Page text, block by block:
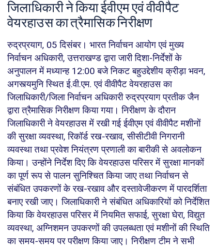
जिलाधिकारी ने किया ईवीएम एवं वीवीपैट
वेयरहाउस का त्रैमासिक निरीक्षण
रुद्रप्रयाग, 05 दिसंबर। भारत निर्वाचन आयोग एवं मुख्य
निर्वाचन अधिकारी, उत्तराखण्ड द्वारा जारी दिशा-निर्देशों के
अनुपालन में मध्यान्ह 12:00 बजे निकट बहुउद्देशीय क्रीड़ा भवन,
अगस्त्यमुनि स्थित ई.वी.एम. एवं वीवीपैट वेयरहाउस का
जिलाधिकारी/जिला निर्वाचन अधिकारी रुद्रप्रयाग प्रतीक जैन
द्वारा त्रैमासिक निरीक्षण किया गया। निरीक्षण के दौरान
जिलाधिकारी ने वेयरहाउस में रखी गई ईवीएम एवं वीवीपैट मशीनों
की सुरक्षा व्यवस्था, रिकॉर्ड रख-रखाव, सीसीटीवी निगरानी
व्यवस्था तथा प्रवेश नियंत्रण प्रणाली का बारीकी से अवलोकन
किया। उन्होंने निर्देश दिए कि वेयरहाउस परिसर में सुरक्षा मानकों
का पूर्ण रूप से पालन सुनिश्चित किया जाए तथा निर्वाचन से
संबंधित उपकरणों के रख-रखाव और दस्तावेजीकरण में पारदर्शिता
बनाए रखी जाए। जिलाधिकारी ने संबंधित अधिकारियों को निर्देशित
किया कि वेयरहाउस परिसर में नियमित सफाई, सुरक्षा घेरा, विद्युत
व्यवस्था, अग्निशमन उपकरणों की उपलब्धता एवं मशीनों की स्थिति
का समय-समय पर परीक्षण किया जाए। निरीक्षण टीम ने सभी